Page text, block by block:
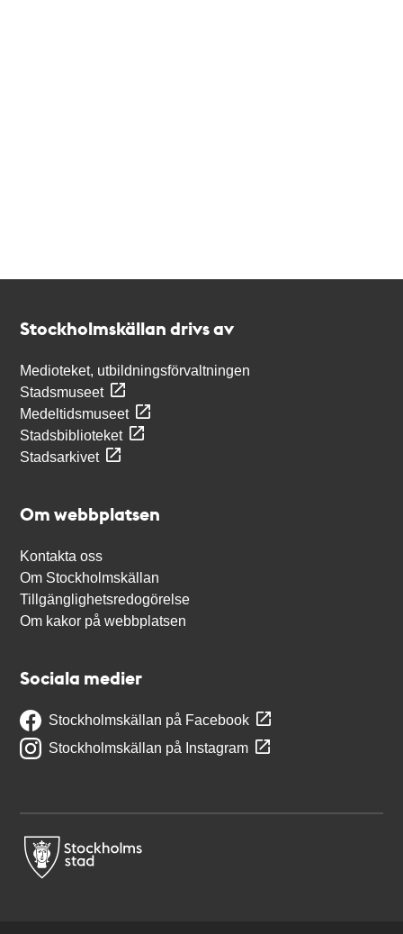
Stockholmskällan drivs av
Medioteket, utbildningsförvaltningen
Stadsmuseet
Medeltidsmuseet
Stadsbiblioteket
Stadsarkivet
Om webbplatsen
Kontakta oss
Om Stockholmskällan
Tillgänglighetsredogörelse
Om kakor på webbplatsen
Sociala medier
Stockholmskällan på Facebook
Stockholmskällan på Instagram